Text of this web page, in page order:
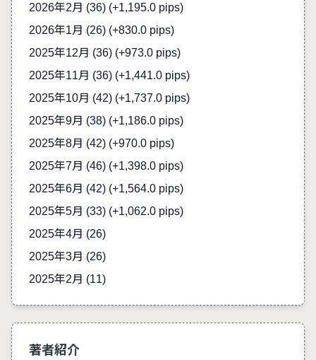
2026年2月 (36) (+1,195.0 pips)
2026年1月 (26) (+830.0 pips)
2025年12月 (36) (+973.0 pips)
2025年11月 (36) (+1,441.0 pips)
2025年10月 (42) (+1,737.0 pips)
2025年9月 (38) (+1,186.0 pips)
2025年8月 (42) (+970.0 pips)
2025年7月 (46) (+1,398.0 pips)
2025年6月 (42) (+1,564.0 pips)
2025年5月 (33) (+1,062.0 pips)
2025年4月 (26)
2025年3月 (26)
2025年2月 (11)
著者紹介